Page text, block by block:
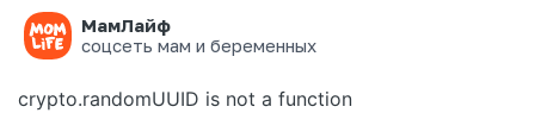
МамЛайф
соцсеть мам и беременных
Ошибка на странице
crypto.randomUUID is not a function